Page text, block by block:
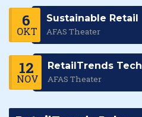
6
OKT
Sustainable Retail
AFAS Theater
12
NOV
RetailTrends Tech
AFAS Theater